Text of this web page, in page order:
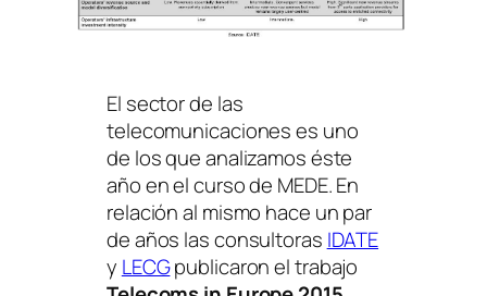
El sector de las
telecomunicaciones es uno
de los que analizamos éste
año en el curso de MEDE. En
relación al mismo hace un par
de años las consultoras IDATE
y LECGpublicaron el trabajo